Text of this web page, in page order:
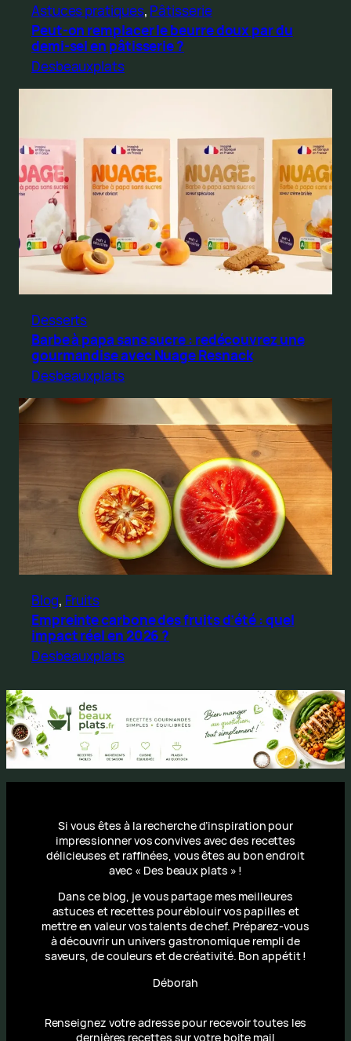
Astuces pratiques, Pâtisserie
Peut-on remplacer le beurre doux par du
demi-sel en pâtisserie ?
Desbeauxplats
Desserts
Barbe à papa sans sucre : redécouvrez une
gourmandise avec Nuage Resnack
Desbeauxplats
Blog, Fruits
Empreinte carbone des fruits d’été : quel
impact réel en 2026 ?
Desbeauxplats
Si vous êtes à la recherche d’inspiration pour
impressionner vos convives avec des recettes
délicieuses et raffinées, vous êtes au bon endroit
avec « Des beaux plats » !
Dans ce blog, je vous partage mes meilleures
astuces et recettes pour éblouir vos papilles et
mettre en valeur vos talents de chef. Préparez-vous
à découvrir un univers gastronomique rempli de
saveurs, de couleurs et de créativité. Bon appétit !
Déborah
Renseignez votre adresse pour recevoir toutes les
dernières recettes sur votre boite mail